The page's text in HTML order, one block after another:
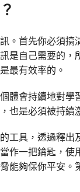
。首先你必須搞
是自己需要的，
最有效率的。
體會持續地對學
也是必須被持續
工具，透過釋出
作一把鑰匙，使
能夠保你平安。